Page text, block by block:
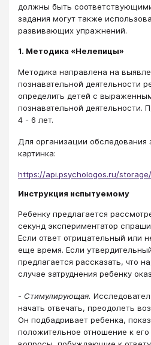
должны быть
задания могут также
развивающих упражнений.
1. Методика «Нелепицы»
Методика направлена на
познавательной деятельности
определить детей с
познавательной деятельности.
4 - 6 лет.
Для организации обследования
картинка:
https://api.psychologos.ru/
Инструкция испытуемому
Ребенку предлагается
секунд экспериментатор
Если ответ отрицательный или
еще время. Если
предлагается рассказать, что
случае затруднения ребенку
- Стимулирующая.
начать отвечать, преодолеть
Он подбадривает ребенка,
положительное отношение к